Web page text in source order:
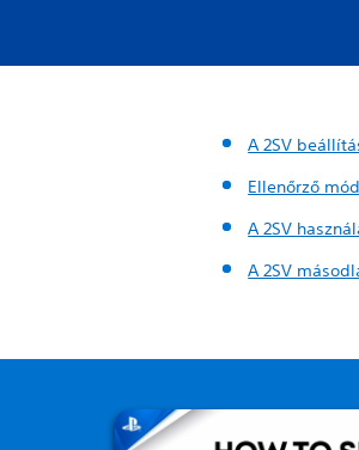
A 2SV
Ellenőrző
A 2SV
A 2SV